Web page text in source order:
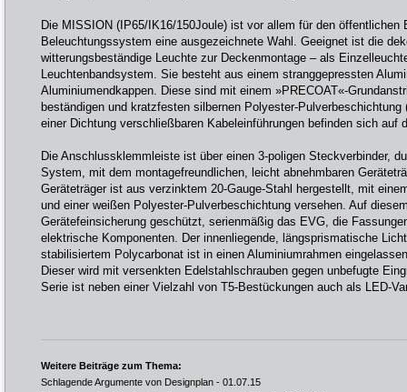
Die MISSION (IP65/IK16/150Joule) ist vor allem für den öffentlichen
Beleuchtungssystem eine ausgezeichnete Wahl. Geeignet ist die
witterungsbeständige Leuchte zur Deckenmontage – als
Leuchtenbandsystem. Sie besteht aus einem stranggepressten
Aluminiumendkappen. Diese sind mit einem »PRECOAT«-
beständigen und kratzfesten silbernen Polyester-
einer Dichtung verschließbaren Kabeleinführungen befinden sich auf
Die Anschlussklemmleiste ist über einen 3-poligen Steckverbinder,
System, mit dem montagefreundlichen, leicht abnehmbaren
Geräteträger ist aus verzinktem 20-Gauge-Stahl hergestellt, mit
und einer weißen Polyester-Pulverbeschichtung versehen. Auf
Gerätefeinsicherung geschützt, serienmäßig das EVG, die
elektrische Komponenten. Der innenliegende, längsprismatische
stabilisiertem Polycarbonat ist in einen Aluminiumrahmen
Dieser wird mit versenkten Edelstahlschrauben gegen unbefugte
Serie ist neben einer Vielzahl von T5-Bestückungen auch als LED-
Weitere Beiträge zum Thema:
Schlagende Argumente von Designplan - 01.07.15